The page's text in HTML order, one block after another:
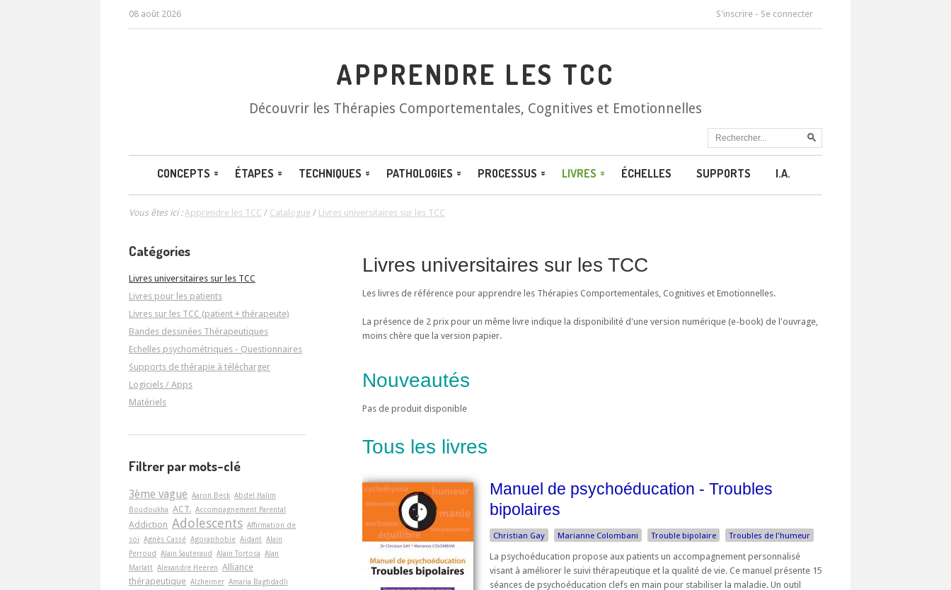
08 août 2026 S'inscrire - Se connecter
APPRENDRE LES TCC
Découvrir les Thérapies Comportementales, Cognitives et Emotionnelles
CONCEPTS ÉTAPES TECHNIQUES PATHOLOGIES PROCESSUS LIVRES ÉCHELLES SUPPORTS I.A.
Vous êtes ici :Apprendre les TCC / Catalogue / Livres universitaires sur les TCC
Livres universitaires sur les TCC
Les livres de référence pour apprendre les Thérapies Comportementales, Cognitives et Emotionnelles.
La présence de 2 prix pour un même livre indique la disponibilité d'une version numérique (e-book) de l'ouvrage,
moins chère que la version papier.
Nouveautés
Pas de produit disponible
Tous les livres
Manuel de psychoéducation - Troubles
bipolaires
Christian Gay Marianne Colombani Trouble bipolaire Troubles de l'humeur
La psychoéducation propose aux patients un accompagnement personnalisé
visant à améliorer le suivi thérapeutique et la qualité de vie. Ce manuel présente 15
séances de psychoéducation clefs en main pour stabiliser la maladie. Un outil
Catégories
Livres universitaires sur les TCC
Livres pour les patients
Livres sur les TCC (patient + thérapeute)
Bandes dessinées Thérapeutiques
Echelles psychométriques - Questionnaires
Supports de thérapie à télécharger
Logiciels / Apps
Matériels
Filtrer par mots-clé
3ème vague Aaron Beck Abdel Halim
Boudoukha ACT. Accompagnement Parental
Addiction Adolescents Affirmation de
soi Agnès Cassé Agoraphobie Aidant Alain
Perroud Alain Sauteraud Alain Tortosa Alan
Marlatt Alexandre Heeren Alliance
thérapeutique Alzheimer Amaria Baghdadli